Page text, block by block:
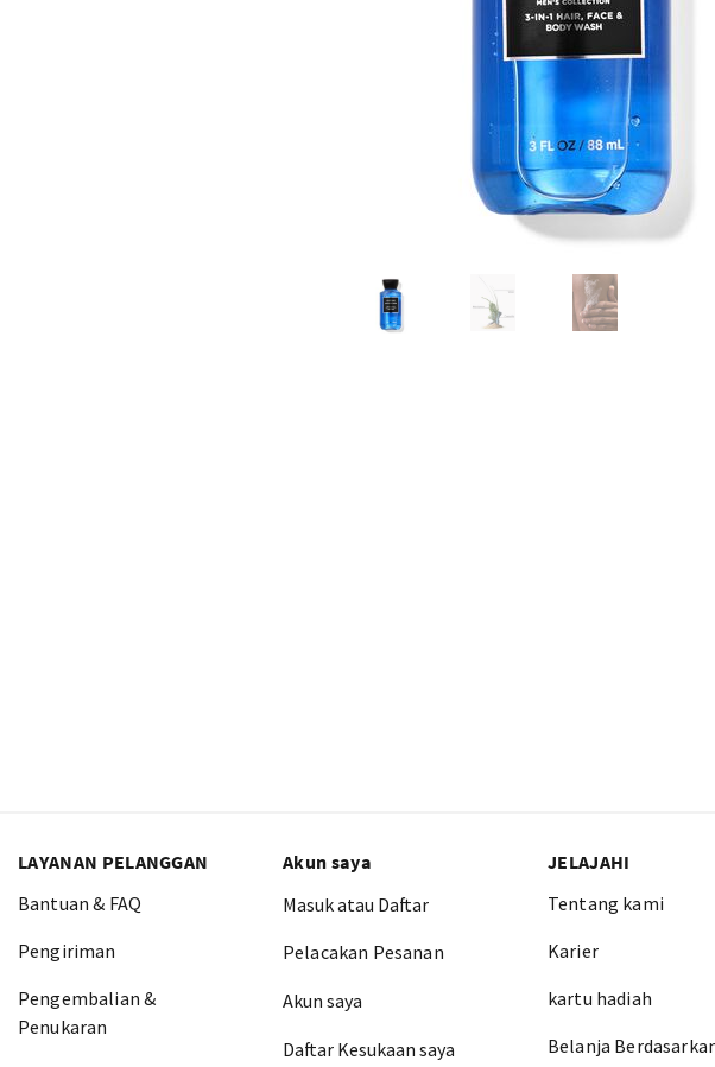
LAYANAN PELANGGAN
Bantuan & FAQ
Pengiriman
Pengembalian &
Penukaran
Akun saya
Masuk atau Daftar
Pelacakan Pesanan
Akun saya
Daftar Kesukaan saya
JELAJAHI
Tentang kami
Karier
kartu hadiah
Belanja